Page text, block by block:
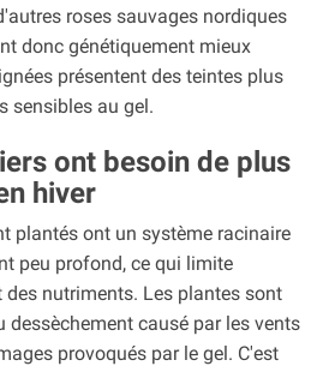
roses sauvages nordiques
donc génétiquement mieux
présentent des teintes plus
sensibles au gel.
ont besoin de plus
hiver
plantés ont un système racinaire
peu profond, ce qui limite
des nutriments. Les plantes sont
dessèchement causé par les vents
provoqués par le gel. C'est